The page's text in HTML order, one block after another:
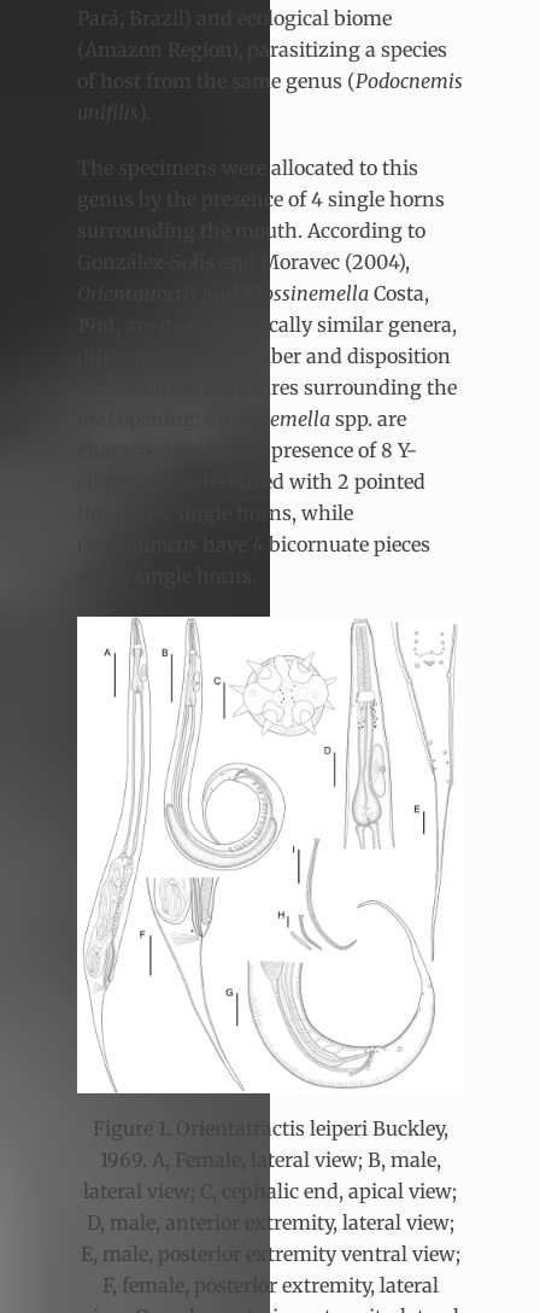
Pará, Brazil) and ecological biome
(Amazon Region), parasitizing a species
of host from the same genus (Podocnemis
unifilis
).
The specimens were allocated to this
by the presence of 4 single horns
surrounding the mouth. According to
González-Solís and Moravec (2004),
Klossinemella Costa,
1961, are morphologically similar genera,
differing by the number and disposition
of sclerotized structures surrounding the
Klossinemella spp. are
characterized by the presence of 8 Y-
shape well-sclerotized with 2 pointed
tips and 4 single horns, while
have 4 bicornuate pieces
Figure 1. Orientatractis leiperi Buckley,
1969. A, Female, lateral view; B, male,
lateral view; C, cephalic end, apical view;
D, male, anterior extremity, lateral view;
E, male, posterior extremity ventral view;
F, female, posterior extremity, lateral